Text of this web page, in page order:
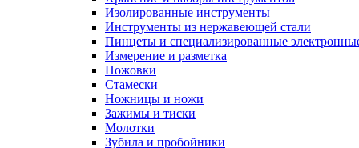
Изолированные инструменты
Инструменты из нержавеющей стали
Пинцеты и специализированные
Измерение и разметка
Ножовки
Стамески
Ножницы и ножи
Зажимы и тиски
Молотки
Зубила и пробойники